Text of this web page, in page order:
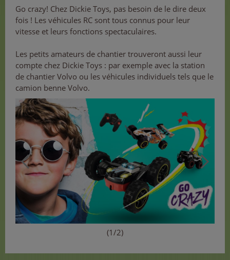
Go crazy! Chez Dickie Toys, pas besoin de le dire deux
fois ! Les véhicules RC sont tous connus pour leur
vitesse et leurs fonctions spectaculaires.
Les petits amateurs de chantier trouveront aussi leur
compte chez Dickie Toys : par exemple avec la station
de chantier Volvo ou les véhicules individuels tels que le
camion benne Volvo.
(1/2)